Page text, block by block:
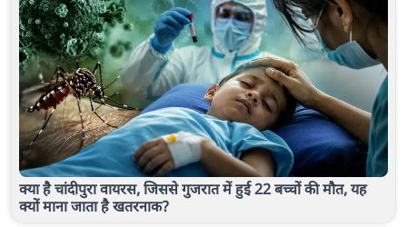
क्या है चांदीपुरा वायरस, जिससे गुजरात में हुई 22 बच्चों की मौत, यह
क्यों माना जाता है खतरनाक?